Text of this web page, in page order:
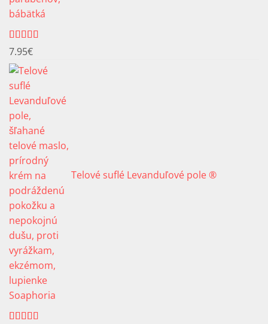
bábätká
Hodnotenie
5.00z 5
7.95€
Telové suflé Levanduľové pole ®
Soaphoria